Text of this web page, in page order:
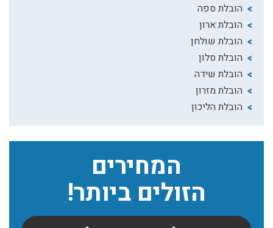
הובלת ספה
הובלת ארון
הובלת שולחן
הובלת סלון
הובלת שידה
הובלת מזרון
הובלת הליכון
המחירים
הזולים ביותר!